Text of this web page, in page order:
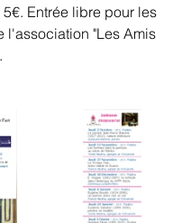
Entrée libre pour les
l'association "Les Amis